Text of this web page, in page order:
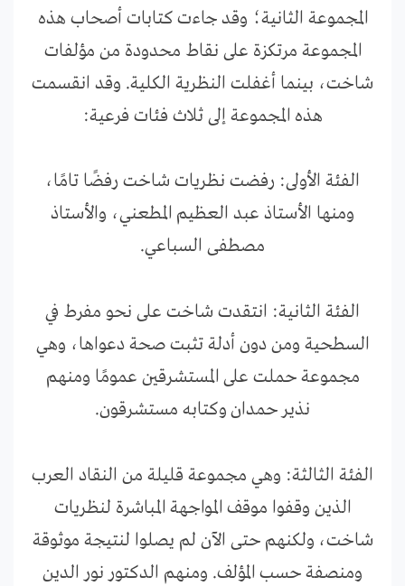
المجموعة الثانية؛ وقد جاءت كتابات أصحاب هذه
المجموعة مرتكزة على نقاط محدودة من مؤلفات
شاخت، بينما أغفلت النظرية الكلية. وقد انقسمت
هذه المجموعة إلى ثلاث فئات فرعية:
الفئة الأولى: رفضت نظريات شاخت رفضًا تامًا،
ومنها الأستاذ عبد العظيم المطعني، والأستاذ
مصطفى السباعي.
الفئة الثانية: انتقدت شاخت على نحو مفرط في
السطحية ومن دون أدلة تثبت صحة دعواها، وهي
مجموعة حملت على المستشرقين عمومًا ومنهم
نذير حمدان وكتابه مستشرقون.
الفئة الثالثة: وهي مجموعة قليلة من النقاد العرب
الذين وقفوا موقف المواجهة المباشرة لنظريات
شاخت، ولكنهم حتى الآن لم يصلوا لنتيجة موثوقة
ومنصفة حسب المؤلف. ومنهم الدكتور نور الدين